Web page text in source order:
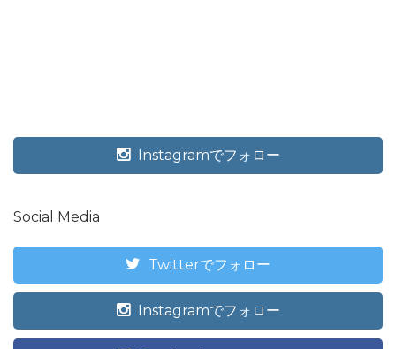
Instagramでフォロー
Social Media
Twitterでフォロー
Instagramでフォロー